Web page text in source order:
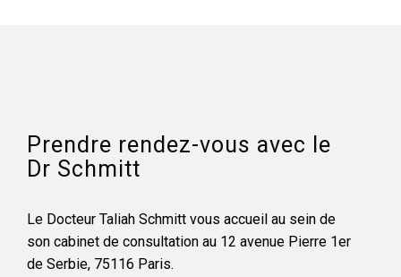
Prendre rendez-vous avec le
Dr Schmitt
Le Docteur Taliah Schmitt vous accueil au sein de
son cabinet de consultation au 12 avenue Pierre 1er
de Serbie, 75116 Paris.